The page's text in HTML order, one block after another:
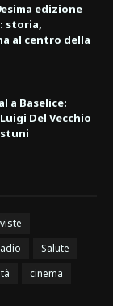
edizione
storia,
al centro della
a Baselice:
Del Vecchio
Salute
cinema